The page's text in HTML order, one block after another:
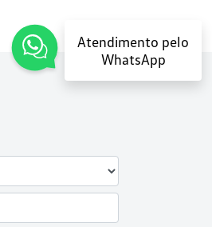
Atendimento pelo
WhatsApp